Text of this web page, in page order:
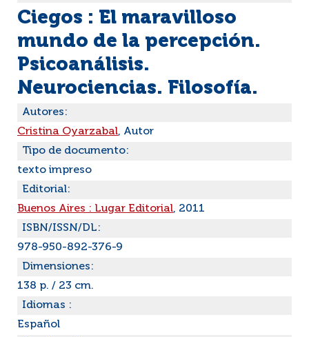
Ciegos : El maravilloso
mundo de la percepción.
Psicoanálisis.
Neurociencias. Filosofía.
Autores:
Cristina Oyarzabal, Autor
Tipo de documento:
texto impreso
Editorial:
Buenos Aires : Lugar Editorial, 2011
ISBN/ISSN/DL:
978-950-892-376-9
Dimensiones:
138 p. / 23 cm.
Idiomas :
Español